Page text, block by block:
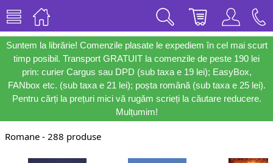
Suntem la librărie! Comenzile plasate le expediem în cel mai scurt
timp posibil. Transport GRATUIT la comenzile de peste 190 lei
prin: curier Cargus sau DPD (sub taxa e 19 lei); EasyBox,
FANbox etc. (sub taxa e 21 lei); poșta română (sub taxa e 25 lei).
Pentru cărți la prețuri mici vă rugăm scrieți la căutare reducere.
Mulțumim!
Romane - 288 produse